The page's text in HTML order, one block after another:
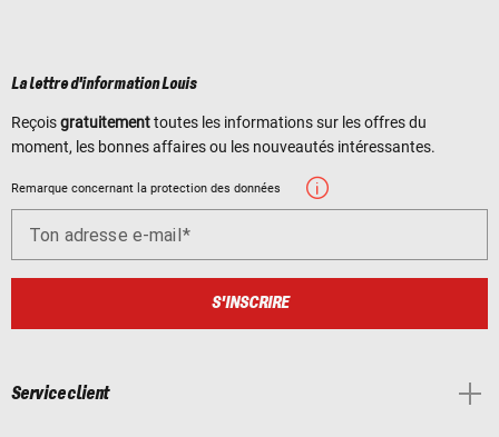
La lettre d'information Louis
Reçoisgratuitementtoutes les informations sur les offres du
moment, les bonnes affaires ou les nouveautés intéressantes.
Remarque concernant la protection des données
Ton adresse e-mail
S'INSCRIRE
Service client